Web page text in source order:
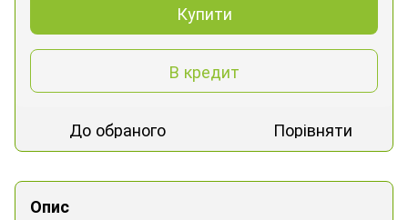
Купити
В кредит
До обраного Порівняти
Опис